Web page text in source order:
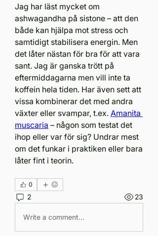
Jag har läst mycket om
ashwagandha på sistone – att den
både kan hjälpa mot stress och
samtidigt stabilisera energin. Men
det låter nästan för bra för att vara
sant. Jag är ganska trött på
eftermiddagarna men vill inte ta
koffein hela tiden. Har även sett att
vissa kombinerar det med andra
växter eller svampar, t.ex. Amanita
muscaria – någon som testat det
ihop eller var för sig? Undrar mest
om det funkar i praktiken eller bara
låter fint i teorin.
0
2 23
Write a comment...